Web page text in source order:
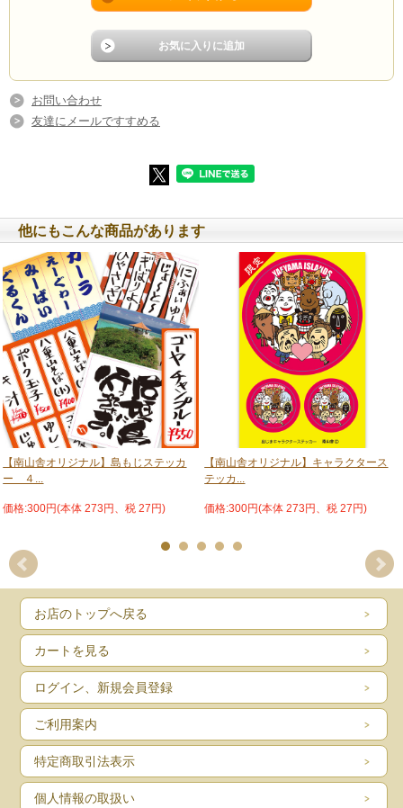
お問い合わせ
友達にメールですすめる
他にもこんな商品があります
【南山舎オリジナル】島もじステッカ
ー ４...
価格:300円(本体 273円、税 27円)
【南山舎オリジナル】キャラクタース
テッカ...
価格:300円(本体 273円、税 27円)
お店のトップへ戻る
カートを見る
ログイン、新規会員登録
ご利用案内
特定商取引法表示
個人情報の取扱い